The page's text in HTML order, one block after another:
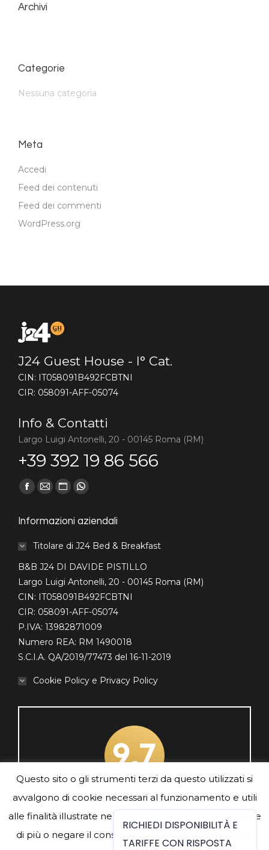
Archivi
Categorie
Nessuna categoria
Meta
Accedi
Feed dei contenuti
Feed dei commenti
WordPress.org
J24 Guest House - I° Cat.
CIN: IT058091B492FCBTNI
CIR: 058091-AFF-05074
Info & Contatti
Largo Luigi Antonelli, 20 - 00145 Roma (RM)
+39 392 19 86 566
Find us on:
Facebook
opens
in
window
Mail
opens
in
window
Sito
page
opens
new
window
Whatsapp
opens
in
window
Informazioni aziendali
Titolare di J24 Bed & Breakfast
B&B J24 DI DAVIDE PISTILLO
Largo Luigi Antonelli, 20 - 00145 Roma (RM)
CIN: IT058091B492FCBTNI
CIR: 058091-AFF-05074
P.IVA: 13982871009
Numero REA: RM 1490018
S.C.I.A. QA/2019/77473 del 16-11-2019
Cookie Policy e Privacy Policy
Traveller Review Awards 2024
Questo sito o gli strumenti terzi da questo utilizzati si
avvalgono di cookie necessari al funzionamento e utili
alle finalità illustrate nella cookie policy. Se vuoi saperne
di più o negare il consenso a tutti o ad alcuni cookie,
RICHIEDI DISPONIBILITÀ E
TARIFFE CON RISPOSTA